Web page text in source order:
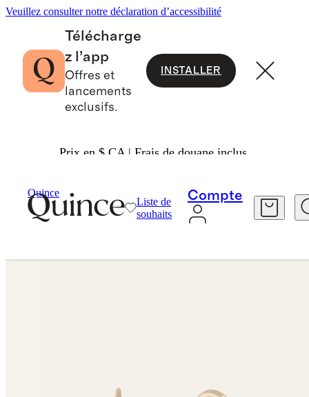
Veuillez consulter notre déclaration d’accessibilité
Télécharge
z l’app
Offres et
lancements
exclusifs.
INSTALLER
Prix en $ CA | Frais de douane inclus.
Quince
Liste de
souhaits
Compte